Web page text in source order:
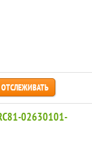
ОТСЛЕЖИВАТЬ
02630101-